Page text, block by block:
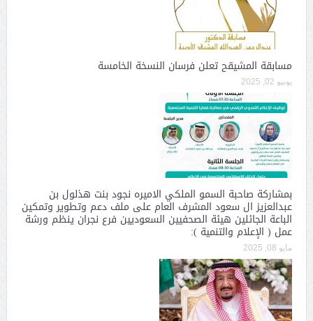
مسابقة المشيقح تعلن فرسان النسخة الخامسة
يونيو 02, 2025
بمشاركة صاحبة السمو الملكي الاميره نجود بنت هذلول بن
عبدالعزيز ال سعود المشرف العام على ملف دعم وتطوير وتمكين
الباعة الجائلين هيئة الصحفيين السعوديين فرع نجران ينظم ورشة
عمل ( الإعلام والتنمية ):
مايو 08, 2025